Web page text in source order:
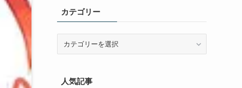
カテゴリー
ー人気記事